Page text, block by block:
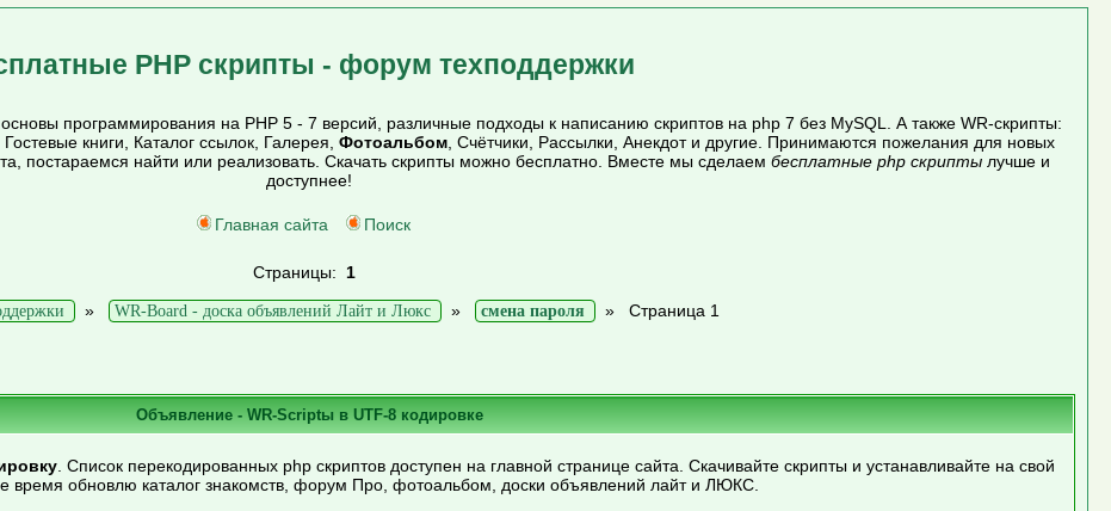
PHP скрипты - форум техподдержки
программирования на PHP 5 - 7 версий, различные подходы к написанию скриптов на php 7 без MySQL. А также WR-скрипты:
, Гостевые книги, Каталог ссылок, Галерея, Фотоальбом, Счётчики, Рассылки, Анекдот и другие. Принимаются пожелания для новых
постараемся найти или реализовать. Скачать скрипты можно бесплатно. Вместе мы сделаем бесплатные php скриптылучше и
доступнее!
Главная сайта Поиск
Страницы: 1
» WR-Board - доска объявлений Лайт и Люкс » смена пароля » Страница 1
Объявление - WR-Scriptы в UTF-8 кодировке
. Список перекодированных php скриптов доступен на главной странице сайта. Скачивайте скрипты и устанавливайте на свой
время обновлю каталог знакомств, форум Про, фотоальбом, доски объявлений лайт и ЛЮКС.